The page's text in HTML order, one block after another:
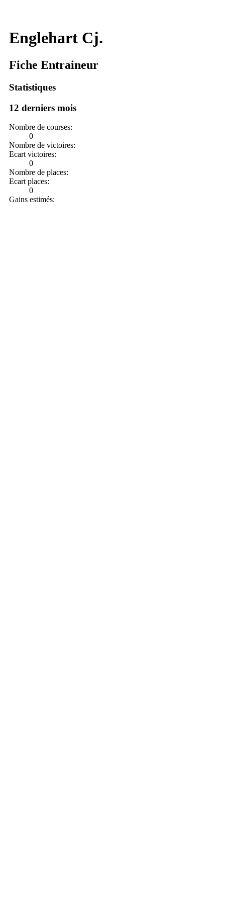
Englehart Cj.
Fiche Entraineur
Statistiques
12 derniers mois
Nombre de courses:
0
Nombre de victoires:
Ecart victoires:
0
Nombre de places:
Ecart places:
0
Gains estimés: